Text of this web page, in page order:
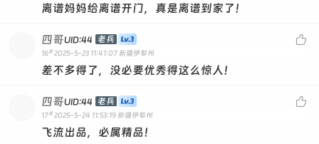
离谱妈妈给离谱开门，真是离谱到家了！

四哥UID:44 老兵
16# 2025-5-23 11:41:07 新疆伊犁州
差不多得了，没必要优秀得这么惊人！

四哥UID:44 老兵
17# 2025-5-24 11:53:19 新疆伊犁州
飞流出品，必属精品！